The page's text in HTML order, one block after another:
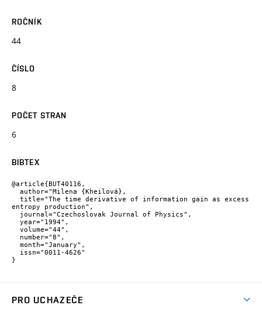
ROČNÍK
44
ČÍSLO
8
POČET STRAN
6
BIBTEX
@article{BUT40116,
entropy production",
}
PRO UCHAZEČE